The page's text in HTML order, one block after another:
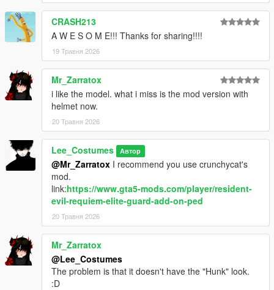
CRASH213
A W E S O M E!!! Thanks for sharing!!!!
19 Травня 2026
Mr_Zarratox
i like the model. what i miss is the mod version with
helmet now.
20 Травня 2026
Lee_Costumes Автор
@Mr_Zarratox I recommend you use crunchycat's
mod.
link:https://www.gta5-mods.com/player/resident-
evil-requiem-elite-guard-add-on-ped
20 Травня 2026
Mr_Zarratox
@Lee_Costumes
The problem is that it doesn't have the "Hunk" look.
:D